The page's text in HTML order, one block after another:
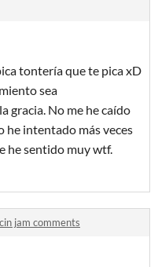
tontería que te pica xD
sea
gracia. No me he caído
he intentado más veces
he sentido muy wtf.
jam comments